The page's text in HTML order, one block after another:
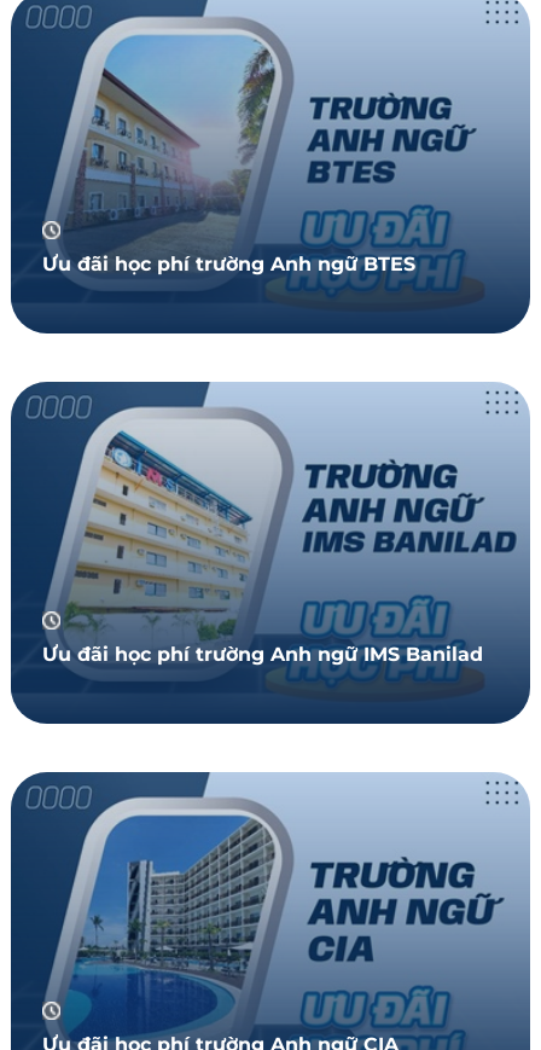
Ưu đãi học phí trường Anh ngữ BTES
Ưu đãi học phí trường Anh ngữ IMS Banilad
Ưu đãi học phí trường Anh ngữ CIA